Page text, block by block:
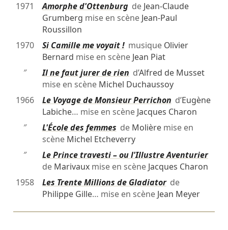
1971
Amorphe d'Ottenburgde Jean-Claude
Grumberg mise en scène Jean-Paul
Roussillon
1970
Si Camille me voyait !musique Olivier
Bernard mise en scène Jean Piat
″
Il ne faut jurer de rien d’Alfred de Musset
mise en scène Michel Duchaussoy
1966
Le Voyage de Monsieur Perrichon d’Eugène
Labiche… mise en scène Jacques Charon
″
L'École des femmes de Molièremise en
scène Michel Etcheverry
″
Le Prince travesti – ou l'Illustre Aventurier
de Marivauxmise en scène Jacques Charon
1958
Les Trente Millions de Gladiatorde
Philippe Gille… mise en scène Jean Meyer